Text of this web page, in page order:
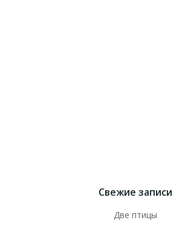
Свежие записи
Две птицы